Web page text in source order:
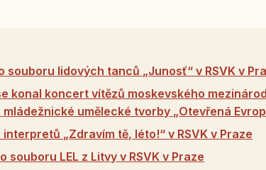
souboru lidových tanců „Junosť“ v RSVK v
konal koncert vítězů moskevského
umělecké tvorby „Otevřená
„Zdravím tě, léto!“ v RSVK v Praze
souboru LEL z Litvy v RSVK v Praze